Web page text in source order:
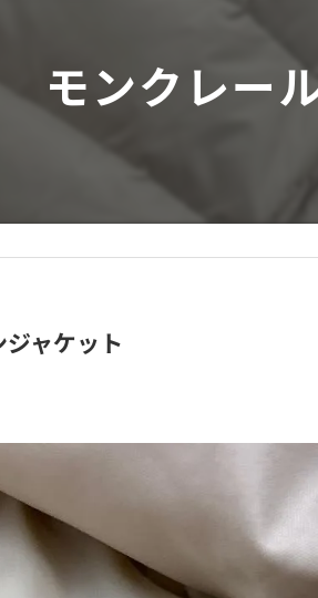
モンクレー
ャケット